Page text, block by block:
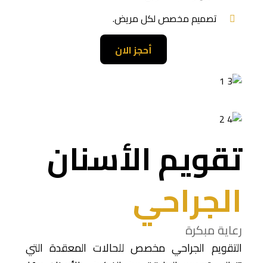
تصميم مخصص لكل مريض.
أحجز الان
تقويم الأسنان
الجراحي
رعاية مبكرة
التقويم الجراحي مخصص للحالات المعقدة التي